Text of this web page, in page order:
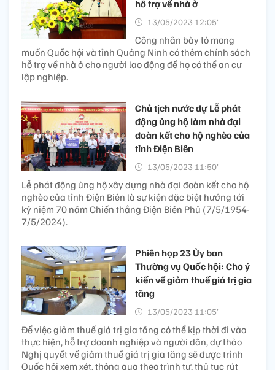
hỗ trợ về nhà ở
13/05/2023 12:05’
Công nhân bày tỏ mong
muốn Quốc hội và tỉnh Quảng Ninh có thêm chính sách
hỗ trợ về nhà ở cho người lao động để họ có thể an cư
lập nghiệp.
Chủ tịch nước dự Lễ phát
động ủng hộ làm nhà đại
đoàn kết cho hộ nghèo của
tỉnh Điện Biên
13/05/2023 11:50’
Lễ phát động ủng hộ xây dựng nhà đại đoàn kết cho hộ
nghèo của tỉnh Điện Biên là sự kiện đặc biệt hướng tới
kỷ niệm 70 năm Chiến thắng Điện Biên Phủ (7/5/1954-
7/5/2024).
Phiên họp 23 Ủy ban
Thường vụ Quốc hội: Cho ý
kiến về giảm thuế giá trị gia
tăng
13/05/2023 11:05’
Để việc giảm thuế giá trị gia tăng có thể kịp thời đi vào
thực hiện, hỗ trợ doanh nghiệp và người dân, dự thảo
Nghị quyết về giảm thuế giá trị gia tăng sẽ được trình
Quốc hội xem xét, thông qua theo trình tự, thủ tục rút